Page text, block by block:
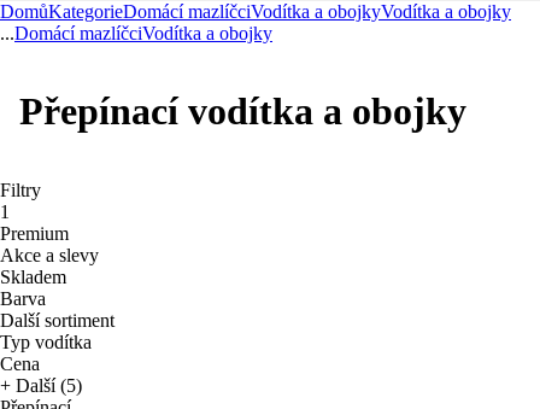
DomůKategorieDomácí mazlíčciVodítka a obojkyVodítka a obojky
...Domácí mazlíčciVodítka a obojky
Přepínací vodítka a obojky
Filtry
1
Premium
Akce a slevy
Skladem
Barva
Další sortiment
Typ vodítka
Cena
+ Další (5)